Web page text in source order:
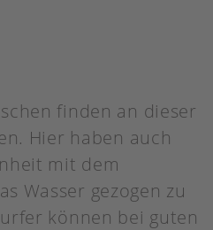
finden an dieser
Hier haben auch
mit dem
Wasser gezogen zu
können bei guten